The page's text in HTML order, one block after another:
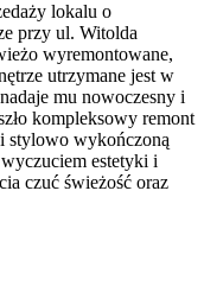
lokalu o
przy ul. Witolda
wyremontowane,
utrzymane jest w
mu nowoczesny i
kompleksowy remont
stylowo wykończoną
wyczuciem estetyki i
czuć świeżość oraz